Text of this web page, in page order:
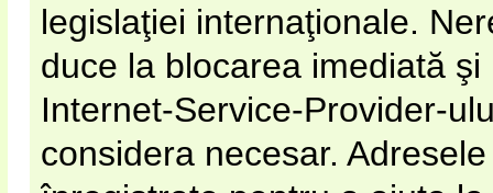
legislaţiei internaţionale.
duce la blocarea imediată
Internet-Service-Provider-
considera necesar.